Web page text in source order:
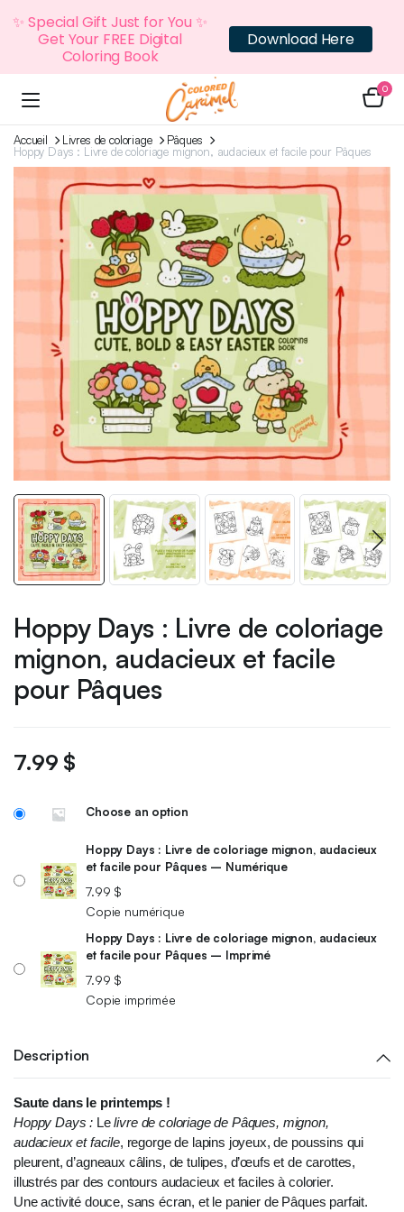
0
Accueil Livres de coloriage
Pâques
Hoppy Days : Livre de coloriage mignon, audacieux et facile pour Pâques
Hoppy Days : Livre de coloriage
mignon, audacieux et facile
pour Pâques
7.99 $
Choose an option
Hoppy Days : Livre de coloriage mignon, audacieux
et facile pour Pâques – Numérique
7.99 $
Copie numérique
Hoppy Days : Livre de coloriage mignon, audacieux
et facile pour Pâques – Imprimé
7.99 $
Copie imprimée
Description
Saute dans le printemps !
Hoppy Days : Lelivre de coloriage de Pâques, mignon,
audacieux et facile, regorge de lapins joyeux, de poussins qui
pleurent, d’agneaux câlins, de tulipes, d’œufs et de carottes,
illustrés par des contours audacieux et faciles à colorier.
Une activité douce, sans écran, et le panier de Pâques parfait.
✨ Special Gift Just for You ✨
Get Your FREE Digital
Coloring Book
Download Here